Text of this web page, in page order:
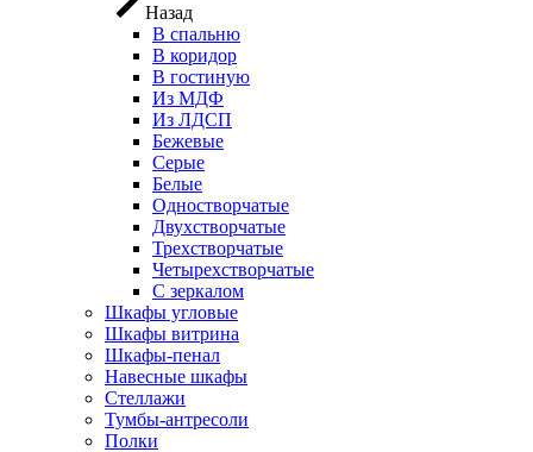
Назад
В спальню
В коридор
В гостиную
Из МДФ
Из ЛДСП
Бежевые
Серые
Белые
Одностворчатые
Двухстворчатые
Трехстворчатые
Четырехстворчатые
С зеркалом
Шкафы угловые
Шкафы витрина
Шкафы-пенал
Навесные шкафы
Стеллажи
Тумбы-антресоли
Полки